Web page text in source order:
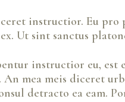
instructior. Eu pro
Ut sint sanctus
instructior eu, est
mea meis diceret
detracto ea eam.